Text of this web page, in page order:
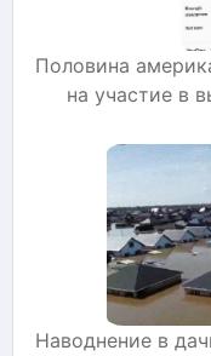
Половина
на участие в
Наводнение в